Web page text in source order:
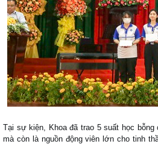
Tại sự kiện, Khoa đã trao 5 suất học
mà còn là nguồn động viên lớn cho tinh